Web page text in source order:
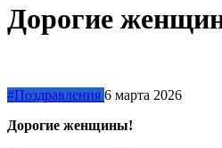
Дорогие
#Поздравления 6 марта 2026
Дорогие женщины!